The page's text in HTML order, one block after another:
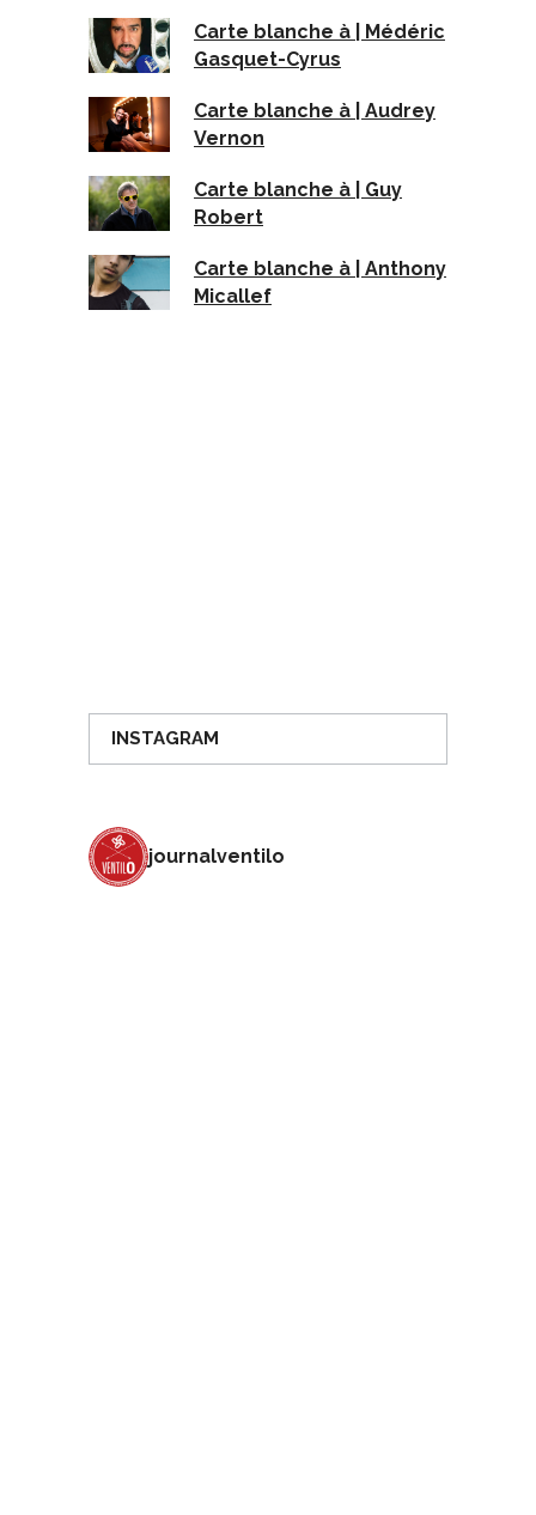
Carte blanche à | Médéric
Gasquet-Cyrus
Carte blanche à | Audrey
Vernon
Carte blanche à | Guy
Robert
Carte blanche à | Anthony
Micallef
INSTAGRAM
journalventilo